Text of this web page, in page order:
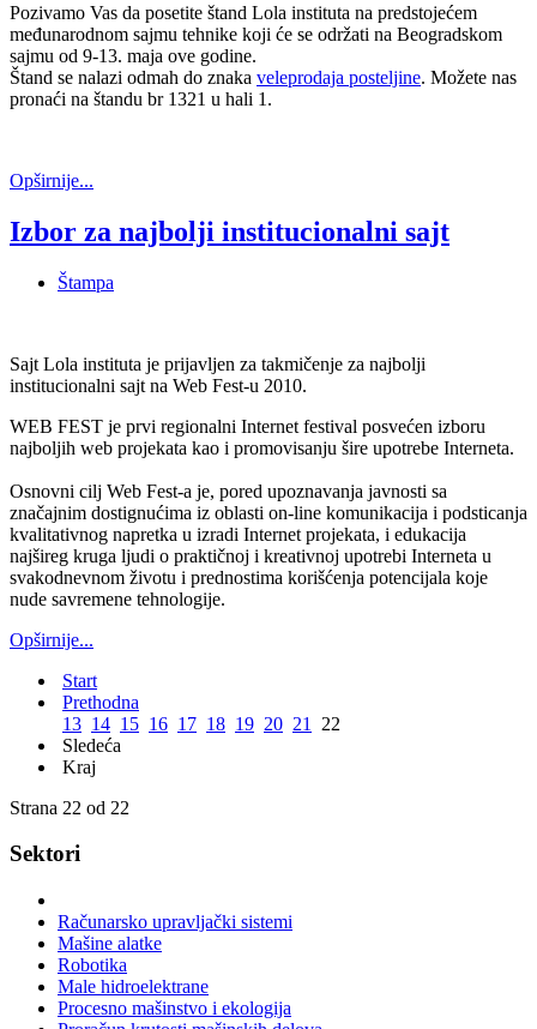
Pozivamo Vas da posetite štand Lola instituta na predstojećem
međunarodnom sajmu tehnike koji će se održati na Beogradskom
sajmu od 9-13. maja ove godine.
Štand se nalazi odmah do znaka veleprodaja posteljine. Možete nas
pronaći na štandu br 1321 u hali 1.
Opširnije...
Izbor za najbolji institucionalni sajt
Štampa
Sajt Lola instituta je prijavljen za takmičenje za najbolji
institucionalni sajt na Web Fest-u 2010.
WEB FEST je prvi regionalni Internet festival posvećen izboru
najboljih web projekata kao i promovisanju šire upotrebe Interneta.
Osnovni cilj Web Fest-a je, pored upoznavanja javnosti sa
značajnim dostignućima iz oblasti on-line komunikacija i podsticanja
kvalitativnog napretka u izradi Internet projekata, i edukacija
najšireg kruga ljudi o praktičnoj i kreativnoj upotrebi Interneta u
svakodnevnom životu i prednostima korišćenja potencijala koje
nude savremene tehnologije.
Opširnije...
Start
Prethodna
13 14 15 16 17 18 19 20 21
22
Sledeća
Kraj
Strana 22 od 22
Sektori
Računarsko upravljački sistemi
Mašine alatke
Robotika
Male hidroelektrane
Procesno mašinstvo i ekologija